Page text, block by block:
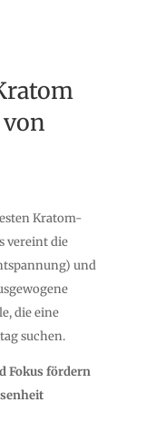
Kratom-
vereint die
und
die eine
suchen.
Fokus fördern